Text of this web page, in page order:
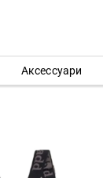
Аксессуари